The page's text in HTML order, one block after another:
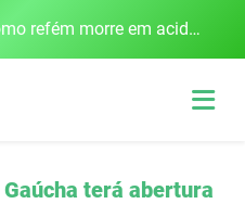
Empresário mantido como refém morre em acidente após assalto em Cerro Largo
terá abertura